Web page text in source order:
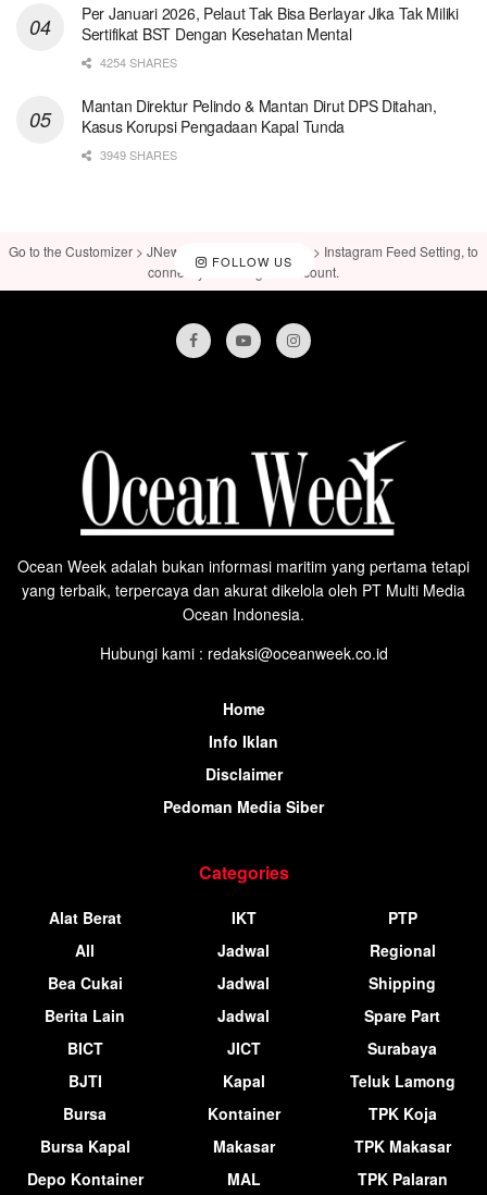
Per Januari 2026, Pelaut Tak Bisa Berlayar Jika Tak Miliki
Sertifikat BST Dengan Kesehatan Mental
4254 SHARES
Mantan Direktur Pelindo & Mantan Dirut DPS Ditahan,
Kasus Korupsi Pengadaan Kapal Tunda
3949 SHARES
FOLLOW US
Go to the Customizer > JNews : Social, Like & View > Instagram Feed Setting, to
connect your Instagram account.
Ocean Week adalah bukan informasi maritim yang pertama tetapi
yang terbaik, terpercaya dan akurat dikelola oleh PT Multi Media
Ocean Indonesia.
Hubungi kami : redaksi@oceanweek.co.id
Home
Info Iklan
Disclaimer
Pedoman Media Siber
Categories
Alat Berat
All
Bea Cukai
Berita Lain
BICT
BJTI
Bursa
Bursa Kapal
Depo Kontainer
IKT
Jadwal
Jadwal
Jadwal
JICT
Kapal
Kontainer
Makasar
MAL
PTP
Regional
Shipping
Spare Part
Surabaya
Teluk Lamong
TPK Koja
TPK Makasar
TPK Palaran